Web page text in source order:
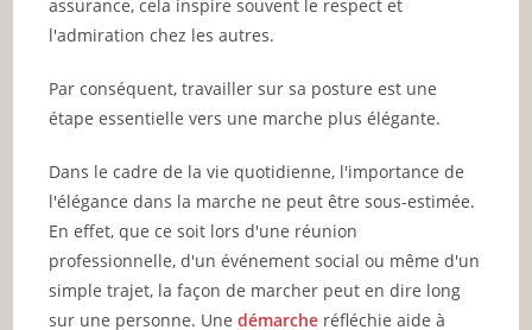
assurance, cela inspire souvent le respect et
l'admiration chez les autres.
Par conséquent, travailler sur sa posture est une
étape essentielle vers une marche plus élégante.
Dans le cadre de la vie quotidienne, l'importance de
l'élégance dans la marche ne peut être sous-estimée.
En effet, que ce soit lors d'une réunion
professionnelle, d'un événement social ou même d'un
simple trajet, la façon de marcher peut en dire long
sur une personne. Unedémarche réfléchie aide à